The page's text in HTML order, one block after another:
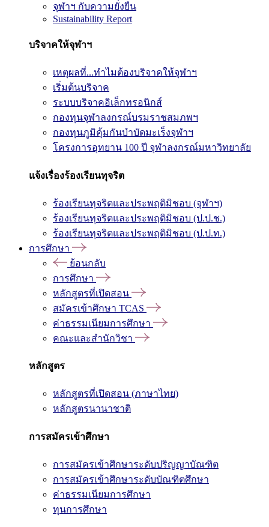
จุฬาฯ กับความยั่งยืน
Sustainability Report
บริจาคให้จุฬาฯ
เหตุผลที่...ทำไมต้องบริจาคให้จุฬาฯ
เริ่มต้นบริจาค
ระบบบริจาคอิเล็กทรอนิกส์
กองทุนจุฬาลงกรณ์บรมราชสมภพฯ
กองทุนภูมิคุ้มกันบำบัดมะเร็งจุฬาฯ
โครงการอุทยาน 100 ปี จุฬาลงกรณ์มหาวิทยาลัย
แจ้งเรื่องร้องเรียนทุจริต
ร้องเรียนทุจริตและประพฤติมิชอบ (จุฬาฯ)
ร้องเรียนทุจริตและประพฤติมิชอบ (ป.ป.ช.)
ร้องเรียนทุจริตและประพฤติมิชอบ (ป.ป.ท.)
การศึกษา
ย้อนกลับ
การศึกษา
หลักสูตรที่เปิดสอน
สมัครเข้าศึกษา TCAS
ค่าธรรมเนียมการศึกษา
คณะและสำนักวิชา
หลักสูตร
หลักสูตรที่เปิดสอน (ภาษาไทย)
หลักสูตรนานาชาติ
การสมัครเข้าศึกษา
การสมัครเข้าศึกษาระดับปริญญาบัณฑิต
การสมัครเข้าศึกษาระดับบัณฑิตศึกษา
ค่าธรรมเนียมการศึกษา
ทุนการศึกษา